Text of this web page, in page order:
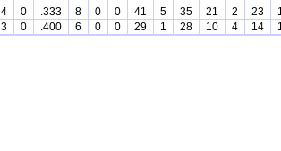
4 0 .333 8 0 0 41 5 35 21 2 23
3 0 .400 6 0 0 29 1 28 10 4 14